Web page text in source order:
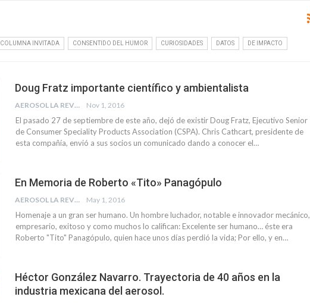
COLUMNA INVITADA CONSENTIDO DEL HUMOR CURIOSIDADES DATOS DE IMPACTO
Doug Fratz importante científico y ambientalista
AEROSOL LA REVISTA Nov 1, 2016
El pasado 27 de septiembre de este año, dejó de existir Doug Fratz, Ejecutivo Senior
de Consumer Speciality Products Association (CSPA). Chris Cathcart, presidente de
esta compañía, envió a sus socios un comunicado dando a conocer el…
En Memoria de Roberto «Tito» Panagópulo
AEROSOL LA REVISTA May 1, 2016
Homenaje a un gran ser humano. Un hombre luchador, notable e innovador mecánico,
empresario, exitoso y como muchos lo califican: Excelente ser humano… éste era
Roberto "Tito" Panagópulo, quien hace unos días perdió la vida; Por ello, y en…
Héctor González Navarro. Trayectoria de 40 años en la
industria mexicana del aerosol.